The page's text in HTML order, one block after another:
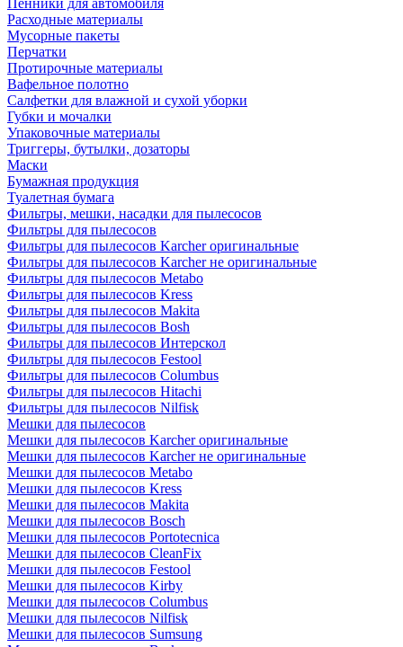
Пенники для автомобиля
Расходные материалы
Мусорные пакеты
Перчатки
Протирочные материалы
Вафельное полотно
Салфетки для влажной и сухой уборки
Губки и мочалки
Упаковочные материалы
Триггеры, бутылки, дозаторы
Маски
Бумажная продукция
Туалетная бумага
Фильтры, мешки, насадки для пылесосов
Фильтры для пылесосов
Фильтры для пылесосов Karcher оригинальные
Фильтры для пылесосов Karcher не оригинальные
Фильтры для пылесосов Metabo
Фильтры для пылесосов Kress
Фильтры для пылесосов Makita
Фильтры для пылесосов Bosh
Фильтры для пылесосов Интерскол
Фильтры для пылесосов Festool
Фильтры для пылесосов Columbus
Фильтры для пылесосов Hitachi
Фильтры для пылесосов Nilfisk
Мешки для пылесосов
Мешки для пылесосов Karcher оригинальные
Мешки для пылесосов Karcher не оригинальные
Мешки для пылесосов Metabo
Мешки для пылесосов Kress
Мешки для пылесосов Makita
Мешки для пылесосов Bosch
Мешки для пылесосов Portotecnica
Мешки для пылесосов CleanFix
Мешки для пылесосов Festool
Мешки для пылесосов Kirby
Мешки для пылесосов Columbus
Мешки для пылесосов Nilfisk
Мешки для пылесосов Sumsung